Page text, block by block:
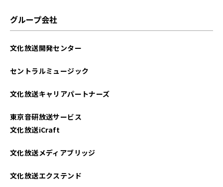
グループ会社
文化放送開発センター
セントラルミュージック
文化放送キャリアパートナーズ
東京音研放送サービス
文化放送iCraft
文化放送メディアブリッジ
文化放送エクステンド